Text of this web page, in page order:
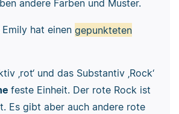
andere Farben und Muster.
Emily hat einen gepunkteten
‚rot‘ und das Substantiv ‚Rock‘
feste Einheit. Der rote Rock ist
Es gibt aber auch andere rote